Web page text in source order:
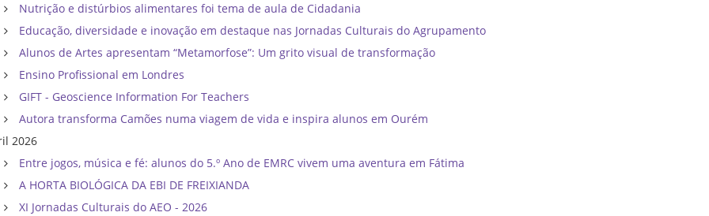
Nutrição e distúrbios alimentares foi tema de aula de Cidadania
Educação, diversidade e inovação em destaque nas Jornadas Culturais do Agrupamento
Alunos de Artes apresentam “Metamorfose”: Um grito visual de transformação
Ensino Profissional em Londres
GIFT - Geoscience Information For Teachers
Autora transforma Camões numa viagem de vida e inspira alunos em Ourém
2026
Entre jogos, música e fé: alunos do 5.º Ano de EMRC vivem uma aventura em Fátima
A HORTA BIOLÓGICA DA EBI DE FREIXIANDA
XI Jornadas Culturais do AEO - 2026